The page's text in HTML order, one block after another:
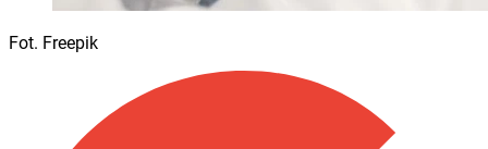
Fot. Freepik